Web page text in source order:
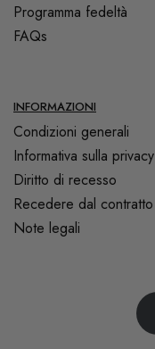
Programma fedeltà
FAQs
INFORMAZIONI
Condizioni generali
Informativa sulla privacy
Diritto di recesso
Recedere dal contratto
Note legali